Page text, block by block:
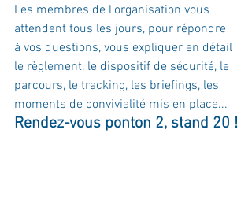
Les membres de l'organisation vous
attendent tous les jours, pour répondre
à vos questions, vous expliquer en détail
le règlement, le dispositif de sécurité, le
parcours, le tracking, les briefings, les
moments de convivialité mis en place...
Rendez-vous ponton 2, stand 20 !